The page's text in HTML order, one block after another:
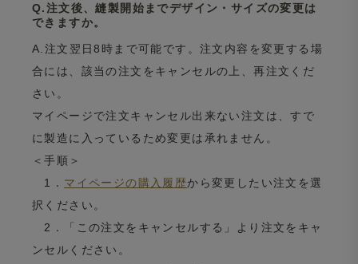
Q.注文後、縫製開始までデザイン・サイズの変更は
できますか。
A.注文翌日8時まで可能です。注文内容を変更する場
合には、該当の注文をキャンセルの上、再注文くだ
さい。
マイページで注文キャンセル出来ない注文は、すで
に製造に入っているため変更は承れません。
＜手順＞
1． マイページの購入履歴から変更したい注文を選
択ください。
2．「この注文をキャンセルする」より注文をキャ
ンセルください。